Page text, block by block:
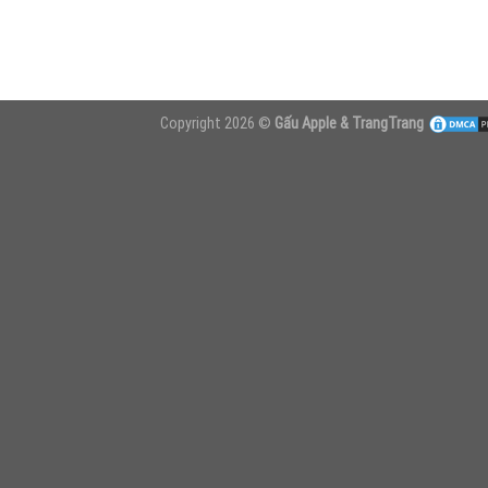
Copyright 2026 © Gấu Apple & TrangTrang